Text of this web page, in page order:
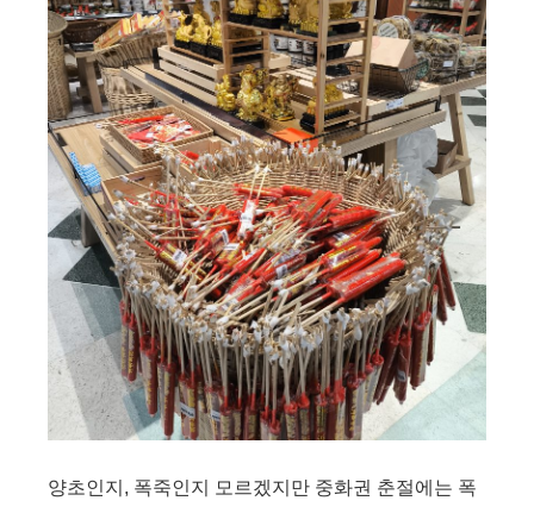
양초인지, 폭죽인지 모르겠지만 중화권 춘절에는 폭